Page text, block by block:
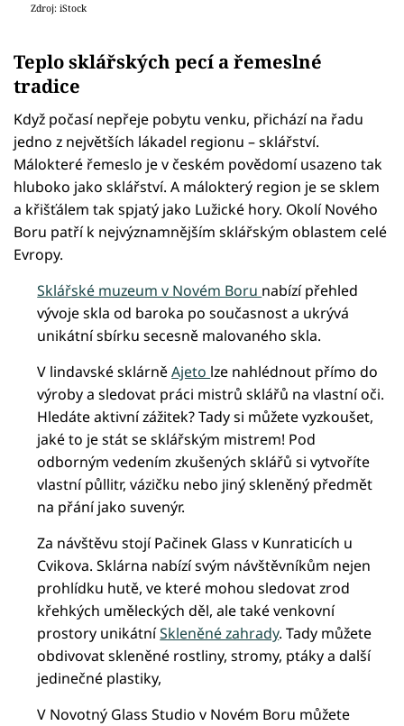
Zdroj: iStock
Teplo sklářských pecí a řemeslné
tradice
Když počasí nepřeje pobytu venku, přichází na řadu
jedno z největších lákadel regionu – sklářství.
Málokteré řemeslo je v českém povědomí usazeno tak
hluboko jako sklářství. A málokterý region je se sklem
a křišťálem tak spjatý jako Lužické hory. Okolí Nového
Boru patří k nejvýznamnějším sklářským oblastem celé
Evropy.
Sklářské muzeum v Novém Boru nabízí přehled
vývoje skla od baroka po současnost a ukrývá
unikátní sbírku secesně malovaného skla.
V lindavské sklárněAjeto lze nahlédnout přímo do
výroby a sledovat práci mistrů sklářů na vlastní oči.
Hledáte aktivní zážitek? Tady si můžete vyzkoušet,
jaké to je stát se sklářským mistrem! Pod
odborným vedením zkušených sklářů si vytvoříte
vlastní půllitr, vázičku nebo jiný skleněný předmět
na přání jako suvenýr.
Za návštěvu stojí Pačinek Glass v Kunraticích u
Cvikova. Sklárna nabízí svým návštěvníkům nejen
prohlídku hutě, ve které mohou sledovat zrod
křehkých uměleckých děl, ale také venkovní
prostory unikátníSkleněné zahrady. Tady můžete
obdivovat skleněné rostliny, stromy, ptáky a další
jedinečné plastiky,
V Novotný Glass Studio v Novém Boru můžete